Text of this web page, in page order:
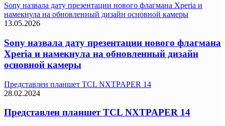
Sony назвала дату презентации нового флагмана Xperia и
намекнула на обновленный дизайн основной камеры
13.05.2026
Sony назвала дату презентации нового флагмана
Xperia и намекнула на обновленный дизайн
основной камеры
Представлен планшет TCL NXTPAPER 14
28.02.2024
Представлен планшет TCL NXTPAPER 14